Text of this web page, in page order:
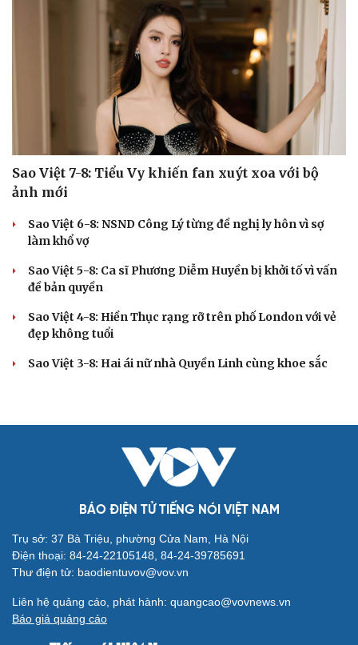
Sao Việt 7-8: Tiểu Vy khiến fan xuýt xoa với bộ
ảnh mới
Sao Việt 6-8: NSND Công Lý từng đề nghị ly hôn vì sợ
làm khổ vợ
Sao Việt 5-8: Ca sĩ Phương Diễm Huyền bị khởi tố vì vấn
đề bản quyền
Sao Việt 4-8: Hiền Thục rạng rỡ trên phố London với vẻ
đẹp không tuổi
Sao Việt 3-8: Hai ái nữ nhà Quyền Linh cùng khoe sắc
BÁO ĐIỆN TỬ TIẾNG NÓI VIỆT NAM
Trụ sở: 37 Bà Triệu, phường Cửa Nam, Hà Nội
Điện thoại: 84-24-22105148, 84-24-39785691
Thư điện tử: baodientuvov@vov.vn
Liên hệ quảng cáo, phát hành: quangcao@vovnews.vn
Báo giá quảng cáo